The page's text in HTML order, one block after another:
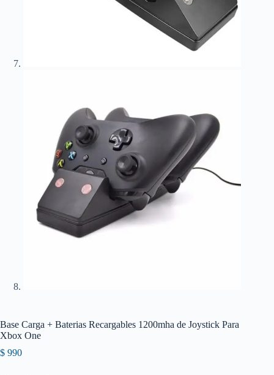
Base Carga + Baterias Recargables 1200mha de Joystick Para
Xbox One
$ 990